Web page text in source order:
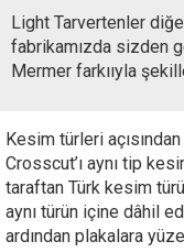
Light Tarvertenler
fabrikamızda sizden
Mermer farkııyla
Kesim türleri
Crosscut’ı aynı tip
taraftan Türk kesim
aynı türün içine dâhil
ardından